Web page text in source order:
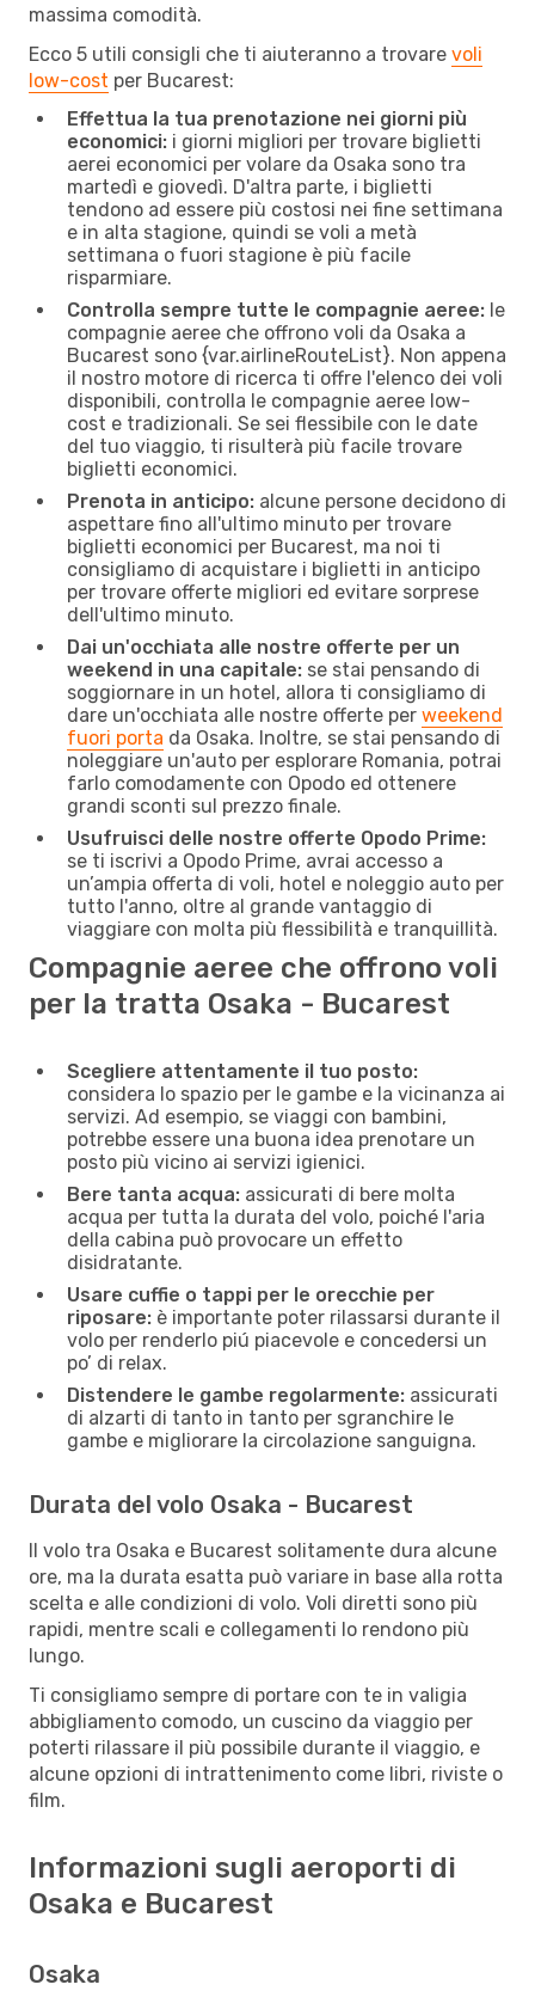
massima comodità.
Ecco 5 utili consigli che ti aiuteranno a trovare voli
low-cost per Bucarest:
Effettua la tua prenotazione nei giorni più
economici: i giorni migliori per trovare biglietti
aerei economici per volare da Osaka sono tra
martedì e giovedì. D'altra parte, i biglietti
tendono ad essere più costosi nei fine settimana
e in alta stagione, quindi se voli a metà
settimana o fuori stagione è più facile
risparmiare.
Controlla sempre tutte le compagnie aeree: le
compagnie aeree che offrono voli da Osaka a
Bucarest sono {​var.airlineRouteList}. Non appena
il nostro motore di ricerca ti offre l'elenco dei voli
disponibili, controlla le compagnie aeree low-
cost e tradizionali. Se sei flessibile con le date
del tuo viaggio, ti risulterà più facile trovare
biglietti economici.
Prenota in anticipo: alcune persone decidono di
aspettare fino all'ultimo minuto per trovare
biglietti economici per Bucarest, ma noi ti
consigliamo di acquistare i biglietti in anticipo
per trovare offerte migliori ed evitare sorprese
dell'ultimo minuto.
Dai un'occhiata alle nostre offerte per un
weekend in una capitale: se stai pensando di
soggiornare in un hotel, allora ti consigliamo di
dare un'occhiata alle nostre offerte per weekend
fuori porta da Osaka. Inoltre, se stai pensando di
noleggiare un'auto per esplorare Romania, potrai
farlo comodamente con Opodo ed ottenere
grandi sconti sul prezzo finale.
Usufruisci delle nostre offerte Opodo Prime:
se ti iscrivi a Opodo Prime, avrai accesso a
un’ampia offerta di voli, hotel e noleggio auto per
tutto l'anno, oltre al grande vantaggio di
viaggiare con molta più flessibilità e tranquillità.
Compagnie aeree che offrono voli
per la tratta Osaka - Bucarest
Scegliere attentamente il tuo posto:
considera lo spazio per le gambe e la vicinanza ai
servizi. Ad esempio, se viaggi con bambini,
potrebbe essere una buona idea prenotare un
posto più vicino ai servizi igienici.
Bere tanta acqua: assicurati di bere molta
acqua per tutta la durata del volo, poiché l'aria
della cabina può provocare un effetto
disidratante.
Usare cuffie o tappi per le orecchie per
riposare: è importante poter rilassarsi durante il
volo per renderlo piú piacevole e concedersi un
po’ di relax.
Distendere le gambe regolarmente: assicurati
di alzarti di tanto in tanto per sgranchire le
gambe e migliorare la circolazione sanguigna.
Durata del volo Osaka - Bucarest
Il volo tra Osaka e Bucarest solitamente dura alcune
ore, ma la durata esatta può variare in base alla rotta
scelta e alle condizioni di volo. Voli diretti sono più
rapidi, mentre scali e collegamenti lo rendono più
lungo.
Ti consigliamo sempre di portare con te in valigia
abbigliamento comodo, un cuscino da viaggio per
poterti rilassare il più possibile durante il viaggio, e
alcune opzioni di intrattenimento come libri, riviste o
film.
Informazioni sugli aeroporti di
Osaka e Bucarest
Osaka